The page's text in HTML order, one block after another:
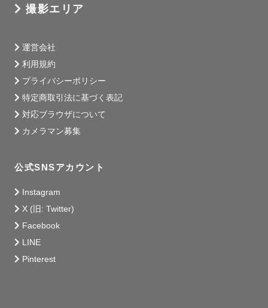
撮影エリア
運営会社
利用規約
プライバシーポリシー
特定商取引法に基づく表記
対応ブラウザについて
カメラマン募集
公式SNSアカウント
Instagram
X (旧: Twitter)
Facebook
LINE
Pinterest